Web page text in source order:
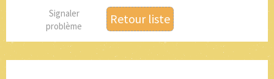
Signaler
problème
Retour liste